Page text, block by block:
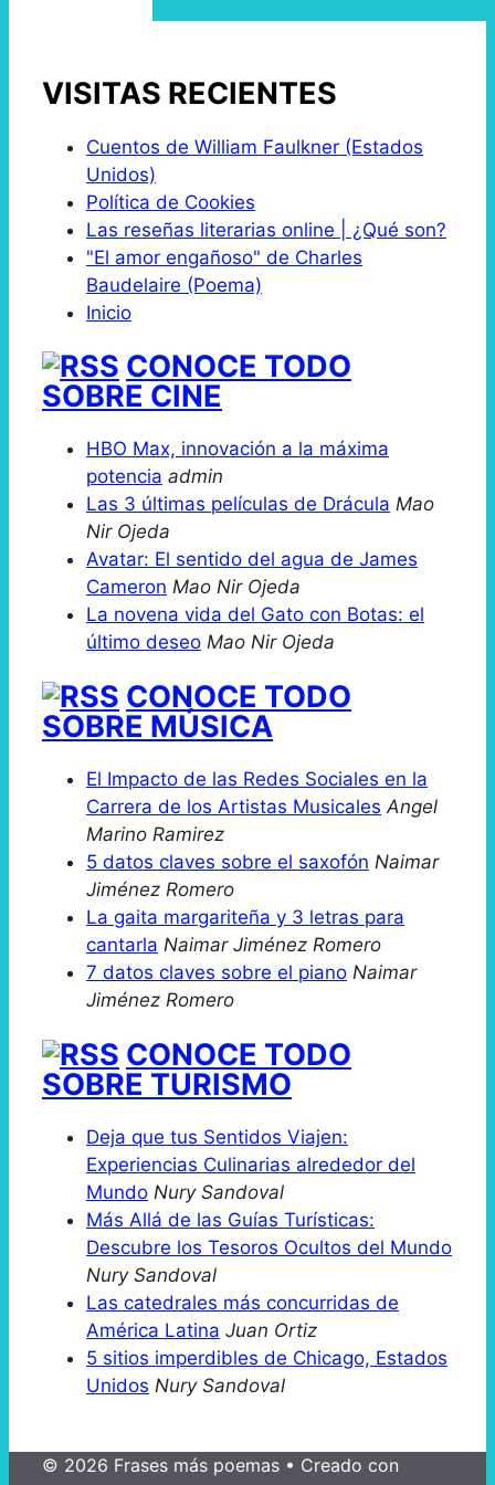
VISITAS RECIENTES
Cuentos de William Faulkner (Estados
Unidos)
Política de Cookies
Las reseñas literarias online | ¿Qué son?
"El amor engañoso" de Charles
Baudelaire (Poema)
Inicio
CONOCE TODO
SOBRE CINE
HBO Max, innovación a la máxima
potencia admin
Las 3 últimas películas de Drácula Mao
Nir Ojeda
Avatar: El sentido del agua de James
Cameron Mao Nir Ojeda
La novena vida del Gato con Botas: el
último deseo Mao Nir Ojeda
CONOCE TODO
SOBRE MÚSICA
El Impacto de las Redes Sociales en la
Carrera de los Artistas Musicales Angel
Marino Ramirez
5 datos claves sobre el saxofón Naimar
Jiménez Romero
La gaita margariteña y 3 letras para
cantarla Naimar Jiménez Romero
7 datos claves sobre el piano Naimar
Jiménez Romero
CONOCE TODO
SOBRE TURISMO
Deja que tus Sentidos Viajen:
Experiencias Culinarias alrededor del
Mundo Nury Sandoval
Más Allá de las Guías Turísticas:
Descubre los Tesoros Ocultos del Mundo
Nury Sandoval
Las catedrales más concurridas de
América Latina Juan Ortiz
5 sitios imperdibles de Chicago, Estados
Unidos Nury Sandoval
© 2026 Frases más poemas • Creado con